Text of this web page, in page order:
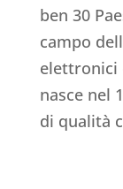
ben 30
campo
elettronici
nasce nel
di qualità